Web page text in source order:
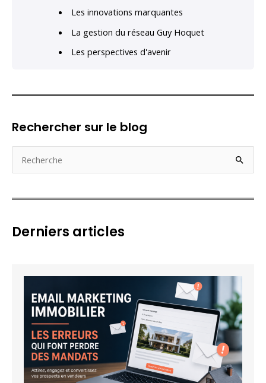
Les innovations marquantes
La gestion du réseau Guy Hoquet
Les perspectives d'avenir
Rechercher sur le blog
e
rDerniers articles